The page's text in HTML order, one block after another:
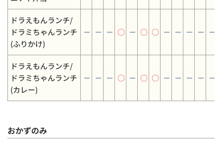
ドラえもんランチ/
ドラミちゃんランチ
(ふりかけ)
－ － － ○ － ○ ○ － － － － －
ドラえもんランチ/
ドラミちゃんランチ
(カレー)
－ － － ○ － ○ ○ － － － － －
おかずのみ